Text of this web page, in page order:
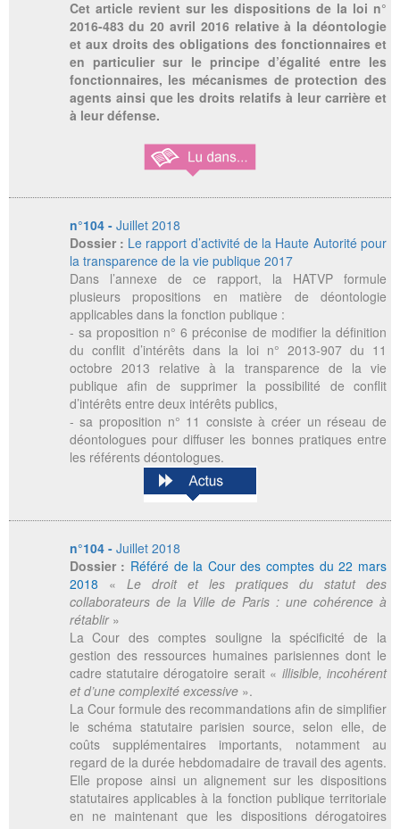
Cet article revient sur les dispositions de la loi n°
2016-483 du 20 avril 2016 relative à la déontologie
et aux droits des obligations des fonctionnaires et
en particulier sur le principe d’égalité entre les
fonctionnaires, les mécanismes de protection des
agents ainsi que les droits relatifs à leur carrière et
à leur défense.
n°104 - Juillet 2018
Dossier : Le rapport d’activité de la Haute Autorité pour
la transparence de la vie publique 2017
Dans l’annexe de ce rapport, la HATVP formule
plusieurs propositions en matière de déontologie
applicables dans la fonction publique :
- sa proposition n° 6 préconise de modifier la définition
du conflit d’intérêts dans la loi n° 2013-907 du 11
octobre 2013 relative à la transparence de la vie
publique afin de supprimer la possibilité de conflit
d’intérêts entre deux intérêts publics,
- sa proposition n° 11 consiste à créer un réseau de
déontologues pour diffuser les bonnes pratiques entre
les référents déontologues.
n°104 - Juillet 2018
Dossier : Référé de la Cour des comptes du 22 mars
2018 « Le droit et les pratiques du statut des
collaborateurs de la Ville de Paris : une cohérence à
rétablir»
La Cour des comptes souligne la spécificité de la
gestion des ressources humaines parisiennes dont le
cadre statutaire dérogatoire serait « illisible, incohérent
et d’une complexité excessive».
La Cour formule des recommandations afin de simplifier
le schéma statutaire parisien source, selon elle, de
coûts supplémentaires importants, notamment au
regard de la durée hebdomadaire de travail des agents.
Elle propose ainsi un alignement sur les dispositions
statutaires applicables à la fonction publique territoriale
en ne maintenant que les dispositions dérogatoires